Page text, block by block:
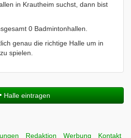
in Krautheim suchst, dann bist
0 Badmintonhallen.
genau die richtige Halle um in
spielen.
Halle eintragen
Redaktion Werbung Kontakt